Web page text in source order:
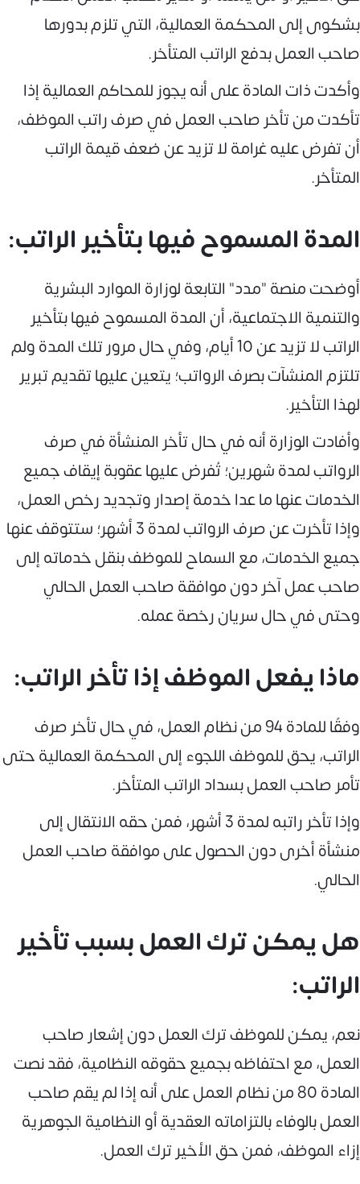
بشكوى إلى المحكمة العمالية، التي تلزم بدورها
صاحب العمل بدفع الراتب المتأخر.
وأكدت ذات المادة على أنه يجوز للمحاكم العمالية إذا
تأكدت من تأخر صاحب العمل في صرف راتب الموظف،
أن تفرض عليه غرامة لا تزيد عن ضعف قيمة الراتب
المتأخر.
المدة المسموح فيها بتأخير الراتب:
أوضحت منصة "مدد" التابعة لوزارة الموارد البشرية
والتنمية الاجتماعية، أن المدة المسموح فيها بتأخير
الراتب لا تزيد عن 10 أيام، وفي حال مرور تلك المدة ولم
تلتزم المنشآت بصرف الرواتب؛ يتعين عليها تقديم تبرير
لهذا التأخير.
وأفادت الوزارة أنه في حال تأخر المنشأة في صرف
الرواتب لمدة شهرين؛ تُفرض عليها عقوبة إيقاف جميع
الخدمات عنها ما عدا خدمة إصدار وتجديد رخص العمل،
وإذا تأخرت عن صرف الرواتب لمدة 3 أشهر؛ ستتوقف عنها
جميع الخدمات، مع السماح للموظف بنقل خدماته إلى
صاحب عمل آخر دون موافقة صاحب العمل الحالي
وحتى في حال سريان رخصة عمله.
ماذا يفعل الموظف إذا تأخر الراتب:
وفقًا للمادة 94 من نظام العمل، في حال تأخر صرف
الراتب، يحق للموظف اللجوء إلى المحكمة العمالية حتى
تأمر صاحب العمل بسداد الراتب المتأخر.
وإذا تأخر راتبه لمدة 3 أشهر، فمن حقه الانتقال إلى
منشأة أخرى دون الحصول على موافقة صاحب العمل
الحالي.
هل يمكن ترك العمل بسبب تأخير
الراتب:
نعم، يمكن للموظف ترك العمل دون إشعار صاحب
العمل، مع احتفاظه بجميع حقوقه النظامية، فقد نصت
المادة 80 من نظام العمل على أنه إذا لم يقم صاحب
العمل بالوفاء بالتزاماته العقدية أو النظامية الجوهرية
إزاء الموظف، فمن حق الأخير ترك العمل.